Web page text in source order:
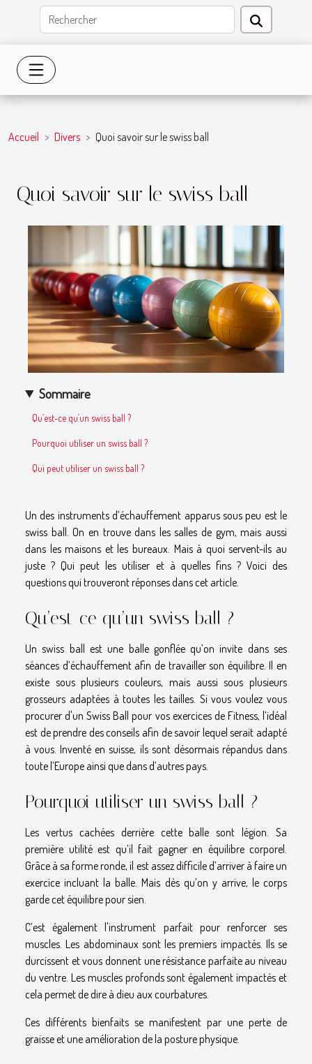
Accueil Divers Quoi savoir sur le swiss ball
Quoi savoir sur le swiss ball
Sommaire
Qu’est-ce qu’un swiss ball ?
Pourquoi utiliser un swiss ball ?
Qui peut utiliser un swiss ball ?
Un des instruments d’échauffement apparus sous peu est le
swiss ball. On en trouve dans les salles de gym, mais aussi
dans les maisons et les bureaux. Mais à quoi servent-ils au
juste ? Qui peut les utiliser et à quelles fins ? Voici des
questions qui trouveront réponses dans cet article.
Qu’est-ce qu’un swiss ball ?
Un swiss ball est une balle gonflée qu’on invite dans ses
séances d’échauffement afin de travailler son équilibre. Il en
existe sous plusieurs couleurs, mais aussi sous plusieurs
grosseurs adaptées à toutes les tailles. Si vous voulez vous
procurer d'unSwiss Ball pour vos exercices de Fitness, l’idéal
est de prendre des conseils afin de savoir lequel serait adapté
à vous. Inventé en suisse, ils sont désormais répandus dans
toute l’Europe ainsi que dans d’autres pays.
Pourquoi utiliser un swiss ball ?
Les vertus cachées derrière cette balle sont légion. Sa
première utilité est qu’il fait gagner en équilibre corporel.
Grâce à sa forme ronde, il est assez difficile d’arriver à faire un
exercice incluant la balle. Mais dès qu’on y arrive, le corps
garde cet équilibre pour sien.
C’est également l'instrument parfait pour renforcer ses
muscles. Les abdominaux sont les premiers impactés. Ils se
durcissent et vous donnent une résistance parfaite au niveau
du ventre. Les muscles profonds sont également impactés et
cela permet de dire à dieu aux courbatures.
Ces différents bienfaits se manifestent par une perte de
graisse et une amélioration de la posture physique.